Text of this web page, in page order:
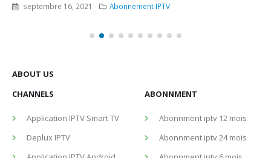
septembre 16, 2021 Abonnement IPTV
ABOUT US
CHANNELS
Application IPTV Smart TV
Deplux IPTV
ABONNMENT
Abonnment iptv 12 mois
Abonnment iptv 24 mois